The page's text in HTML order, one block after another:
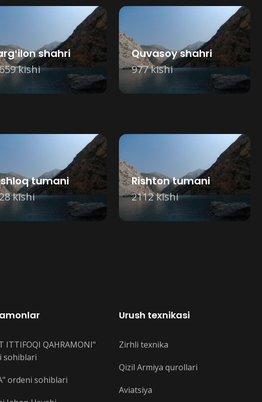
shahri
kishi
Quvasoy shahri
977 kishi
tumani
kishi
Rishton tumani
2112 kishi
ITTIFOQI QAHRAMONI"
sohiblari
ordeni sohiblari
Urush texnikasi
Zirhli texnika
Qizil Armiya qurollari
Aviatsiya